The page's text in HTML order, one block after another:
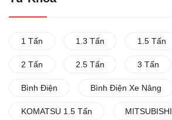
1 Tấn 1.3 Tấn 1.5 Tấn
2 Tấn 2.5 Tấn 3 Tấn
Bình Điện Bình Điện Xe Nâng
KOMATSU 1.5 Tấn MITSUBISHI